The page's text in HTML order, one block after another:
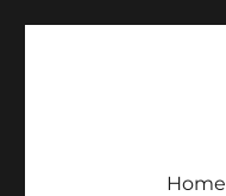
Home